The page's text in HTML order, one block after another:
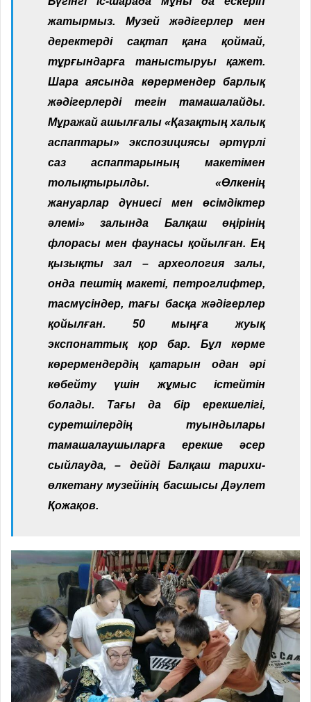
жатырмыз. Музей жәдігерлер мен
деректерді сақтап қана қоймай,
тұрғындарға таныстыруы қажет.
Шара аясында көрермендер барлық
жәдігерлерді тегін тамашалайды.
Мұражай ашылғалы «Қазақтың халық
аспаптары» экспозициясы әртүрлі
саз аспаптарының макетімен
толықтырылды. «Өлкенің
жануарлар дүниесі мен өсімдіктер
әлемі» залында Балқаш өңірінің
флорасы мен фау­насы қойылған. Ең
қызықты зал – археология залы,
онда пештің макеті, петроглифтер,
тасмүсіндер, тағы басқа жәдігерлер
қойылған. 50 мыңға жуық
экспонаттық қор бар. Бұл көрме
көрермендердің қатарын одан әрі
көбейту үшін жұмыс істейтін
болады. Тағы да бір ерекшелігі,
суретшілердің туындылары
тамашалаушыларға ерекше әсер
сыйлауда, – дейді Балқаш тарихи-
өлкетану музейінің басшысы Дәулет
Қожақов.